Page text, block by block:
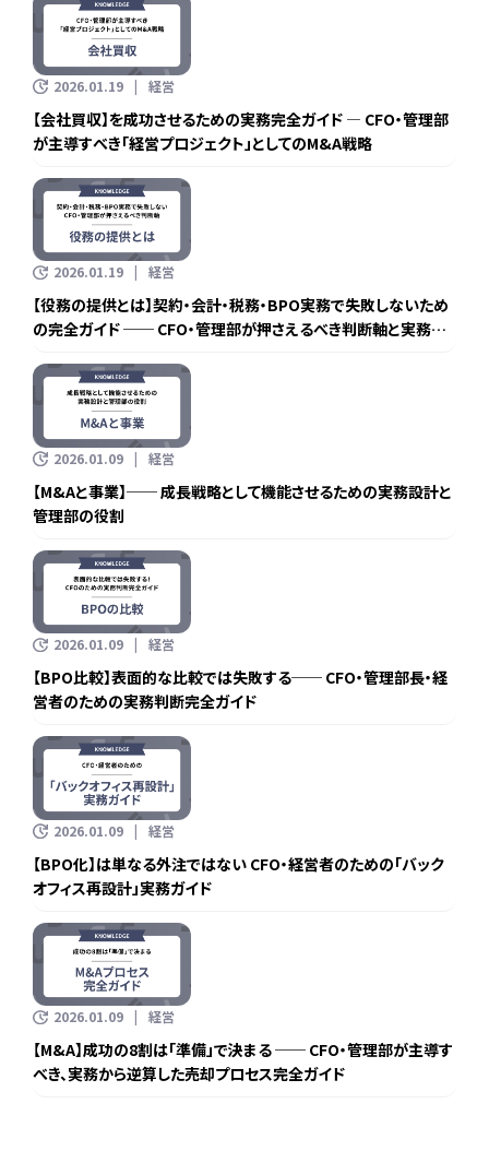
2026.01.19 経営
【会社買収】を成功させるための実務完全ガイド ― CFO・管理部
が主導すべき「経営プロジェクト」としてのM&A戦略
2026.01.19 経営
【役務の提供とは】契約・会計・税務・BPO実務で失敗しないため
の完全ガイド ── CFO・管理部が押さえるべき判断軸と実務設
2026.01.09 経営
【M&Aと事業】── 成長戦略として機能させるための実務設計と
管理部の役割
2026.01.09 経営
【BPO比較】表面的な比較では失敗する── CFO・管理部長・経
営者のための実務判断完全ガイド
2026.01.09 経営
【BPO化】は単なる外注ではない CFO・経営者のための「バック
オフィス再設計」実務ガイド
2026.01.09 経営
【M&A】成功の8割は「準備」で決まる ── CFO・管理部が主導す
べき、実務から逆算した売却プロセス完全ガイド